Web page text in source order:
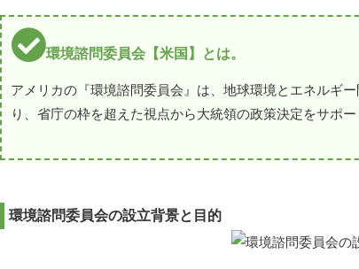
環境諮問委員会【米国】とは。
アメリカの『環境諮問委員会』は、地球環境とエネルギ
り、省庁の枠を超えた視点から大統領の政策決定をサポー
環境諮問委員会の設立背景と目的